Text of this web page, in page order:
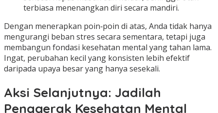
terbiasa menenangkan diri secara mandiri.
Dengan menerapkan poin‑poin di atas, Anda tidak hanya
mengurangi beban stres secara sementara, tetapi juga
membangun fondasi kesehatan mental yang tahan lama.
Ingat, perubahan kecil yang konsisten lebih efektif
daripada upaya besar yang hanya sesekali.
Aksi Selanjutnya: Jadilah
Penggerak Kesehatan Mental